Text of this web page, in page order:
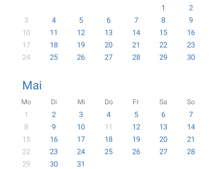
1
2
3
4 5 6 7 8
9
10
11 12 13 14 15
16
17
18 19 20 21 22
23
24
25 26 27 28 29 30
Mai
Mo Di Mi Do Fr Sa So
1 2 3 4 5 6
7
8
9 10 11 12 13
14
15
16 17 18 19 20
21
22
23 24 25 26 27
28
29
30 31